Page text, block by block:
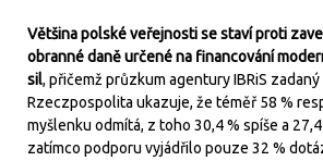
Většina polské veřejnosti se staví proti
obranné daně určené na financování
sil, přičemž průzkum agentury IBRiS
Rzeczpospolita ukazuje, že téměř 58 %
myšlenku odmítá, z toho 30,4 % spíše a
zatímco podporu vyjádřilo pouze 32 %